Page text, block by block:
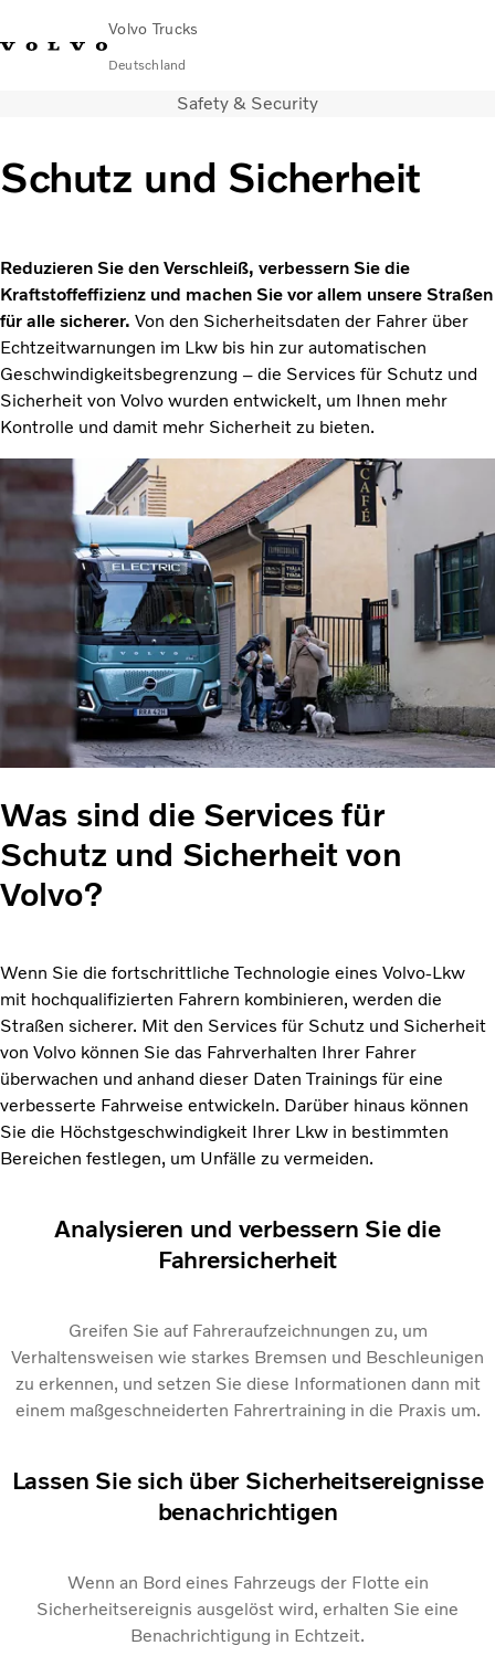
Volvo Trucks
Deutschland
EinloggenLkw-Konfigurator
Lkw
Händler & Werkstätten
News
Über uns
Karriere
Technisches
Safety & Security
Schutz und Sicherheit
Reduzieren Sie den Verschleiß, verbessern Sie die
Kraftstoffeffizienz und machen Sie vor allem unsere Straßen
für alle sicherer. Von den Sicherheitsdaten der Fahrer über
Echtzeitwarnungen im Lkw bis hin zur automatischen
Geschwindigkeitsbegrenzung – die Services für Schutz und
Sicherheit von Volvo wurden entwickelt, um Ihnen mehr
Kontrolle und damit mehr Sicherheit zu bieten.
Was sind die Services für
Schutz und Sicherheit von
Volvo?
Wenn Sie die fortschrittliche Technologie eines Volvo-Lkw
mit hochqualifizierten Fahrern kombinieren, werden die
Straßen sicherer. Mit den Services für Schutz und Sicherheit
von Volvo können Sie das Fahrverhalten Ihrer Fahrer
überwachen und anhand dieser Daten Trainings für eine
verbesserte Fahrweise entwickeln. Darüber hinaus können
Sie die Höchstgeschwindigkeit Ihrer Lkw in bestimmten
Bereichen festlegen, um Unfälle zu vermeiden.
Analysieren und verbessern Sie die
Fahrersicherheit
Greifen Sie auf Fahreraufzeichnungen zu, um
Verhaltensweisen wie starkes Bremsen und Beschleunigen
zu erkennen, und setzen Sie diese Informationen dann mit
einem maßgeschneiderten Fahrertraining in die Praxis um.
Lassen Sie sich über Sicherheitsereignisse
benachrichtigen
Wenn an Bord eines Fahrzeugs der Flotte ein
Sicherheitsereignis ausgelöst wird, erhalten Sie eine
Benachrichtigung in Echtzeit.